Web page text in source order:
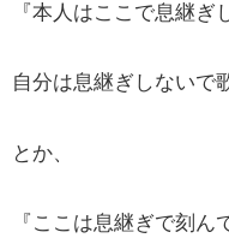
『本人はここで息継ぎ
自分は息継ぎしないで
とか、
『ここは息継ぎで刻ん